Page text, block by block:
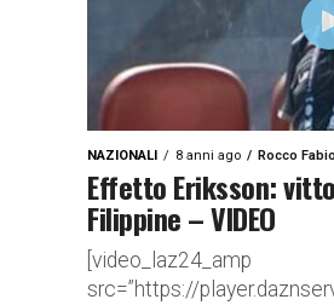
River Plate-Boca Juniors
NAZIONALI 8 anni ago Rocco
Effetto Eriksson:
Filippine – VIDEO
[video_laz24_amp
src=”https://